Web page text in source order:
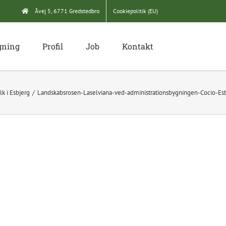
Åvej 5, 6771 Gredstedbro Cookiepolitik (EU)
Profil Job Kontakt
i Esbjerg Landskabsrosen-Laselviana-ved-administrationsbygningen-Cocio-